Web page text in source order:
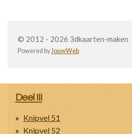
© 2012 - 2026 3dkaarten-maken
Powered by JouwWeb
Deel III
Knipvel 51
Knipvel 52